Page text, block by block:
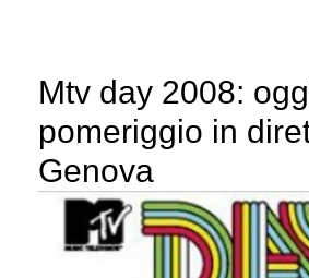
Mtv day 2008:
pomeriggio in
Genova